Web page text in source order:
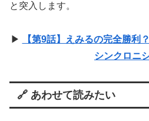
と突入します。
▶︎
【第9話】えみるの完全勝利
シンクロニ
🔗 あわせて読みたい